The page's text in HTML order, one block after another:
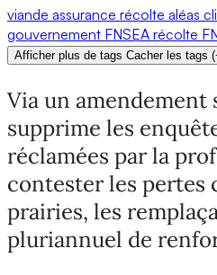
viande assurance récolte aléas
gouvernement FNSEA récolte
Afficher plus de tags Cacher les tags (
Via un amendement
supprime les
réclamées par la
contester les pertes
prairies, les
pluriannuel de